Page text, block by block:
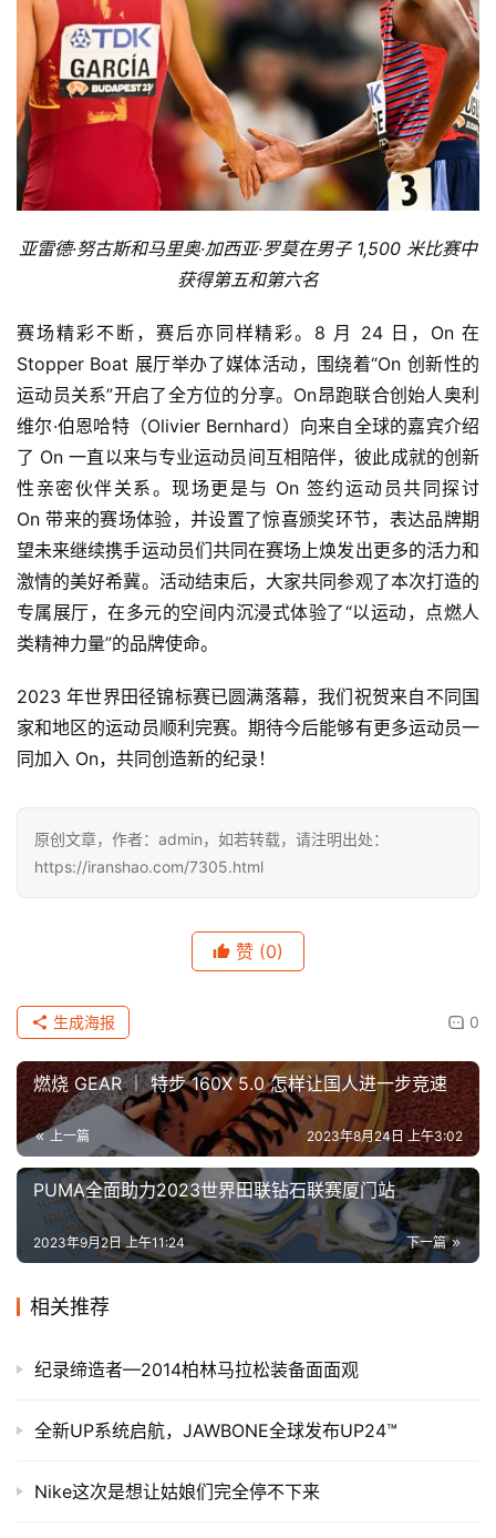
练
视
频
用
户
选
动
集
亚雷德·努古斯和马里奥·加西亚·罗莫在男子 1,500 米比赛中
获得第五和第六名
赛场精彩不断，赛后亦同样精彩。8 月 24 日，On 在
Stopper Boat 展厅举办了媒体活动，围绕着“On 创新性的
运动员关系”开启了全方位的分享。On昂跑联合创始人奥利
维尔·伯恩哈特（Olivier Bernhard）向来自全球的嘉宾介绍
了 On 一直以来与专业运动员间互相陪伴，彼此成就的创新
性亲密伙伴关系。现场更是与 On 签约运动员共同探讨
On 带来的赛场体验，并设置了惊喜颁奖环节，表达品牌期
望未来继续携手运动员们共同在赛场上焕发出更多的活力和
激情的美好希冀。活动结束后，大家共同参观了本次打造的
专属展厅，在多元的空间内沉浸式体验了“以运动，点燃人
类精神力量”的品牌使命。
2023 年世界田径锦标赛已圆满落幕，我们祝贺来自不同国
家和地区的运动员顺利完赛。期待今后能够有更多运动员一
同加入 On，共同创造新的纪录！
原创文章，作者：admin，如若转载，请注明出处：
https://iranshao.com/7305.html
赞 (0)
0
生成海报
燃烧 GEAR ｜ 特步 160X 5.0 怎样让国人进一步竞速
上一篇 2023年8月24日 上午3:02
PUMA全面助力2023世界田联钻石联赛厦门站
下一篇
2023年9月2日 上午11:24
相关推荐
纪录缔造者—2014柏林马拉松装备面面观
全新UP系统启航，JAWBONE全球发布UP24™
​Nike这次是想让姑娘们完全停不下来